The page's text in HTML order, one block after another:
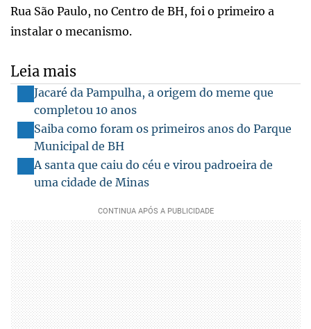
Rua São Paulo, no Centro de BH, foi o primeiro a
instalar o mecanismo.
Leia mais
Jacaré da Pampulha, a origem do meme que
completou 10 anos
Saiba como foram os primeiros anos do Parque
Municipal de BH
A santa que caiu do céu e virou padroeira de
uma cidade de Minas